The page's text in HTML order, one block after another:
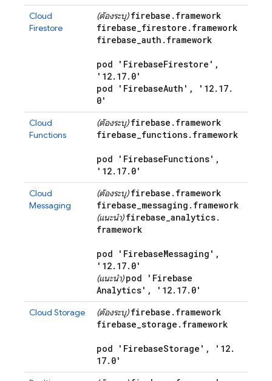
Cloud
Firestore
(ต้องระบุ) firebase . framework
firebase_firestore . framework
firebase_auth . framework
pod 'FirebaseFirestore' ,
'12. 17. 0'
pod 'FirebaseAuth' , '12. 17.
0'
Cloud
Functions
(ต้องระบุ) firebase . framework
firebase_functions. framework
pod 'FirebaseFunctions' ,
'12. 17. 0'
Cloud
Messaging
(ต้องระบุ) firebase . framework
firebase_messaging . framework
(แนะนำ) firebase_analytics.
framework
pod 'FirebaseMessaging' ,
'12. 17. 0'
(แนะนำ) pod 'Firebase
Analytics' , '12. 17. 0'
Cloud Storage (ต้องระบุ) firebase . framework
firebase_storage . framework
pod 'FirebaseStorage' , '12.
17. 0'